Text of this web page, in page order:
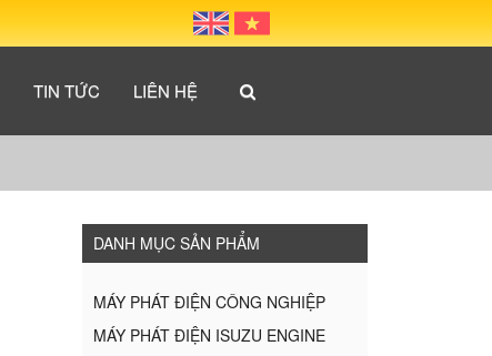
TIN TỨC LIÊN HỆ
DANH MỤC SẢN PHẨM
MÁY PHÁT ĐIỆN CÔNG NGHIỆP
MÁY PHÁT ĐIỆN ISUZU ENGINE